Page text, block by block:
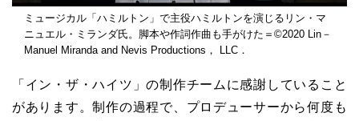
ミュージカル「ハミルトン」で主役ハミルトンを演じるリン・マ
ニュエル・ミランダ氏。脚本や作詞作曲も手がけた＝©2020 Lin－
Manuel Miranda and Nevis Productions， LLC．
「イン・ザ・ハイツ」の制作チームに感謝していること
があります。制作の過程で、プロデューサーから何度も